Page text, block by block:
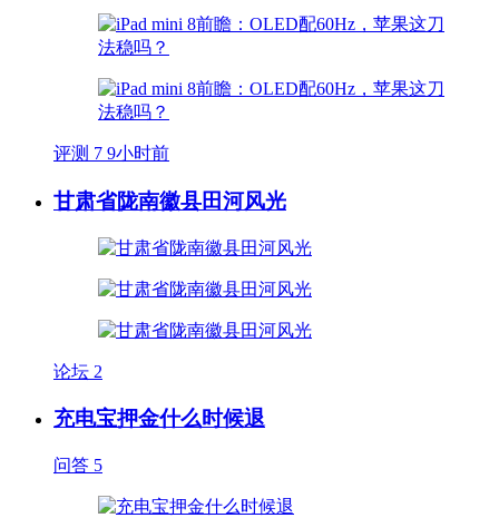
评测 7 9小时前
甘肃省陇南徽县田河风光
论坛 2
充电宝押金什么时候退
问答 5